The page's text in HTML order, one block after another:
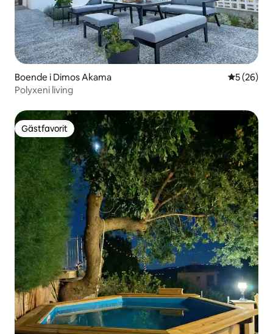
Boende i Dimos Akama 5 av 5 i
5 (26)
Polyxeni living
Gästfavorit
Gästfavorit